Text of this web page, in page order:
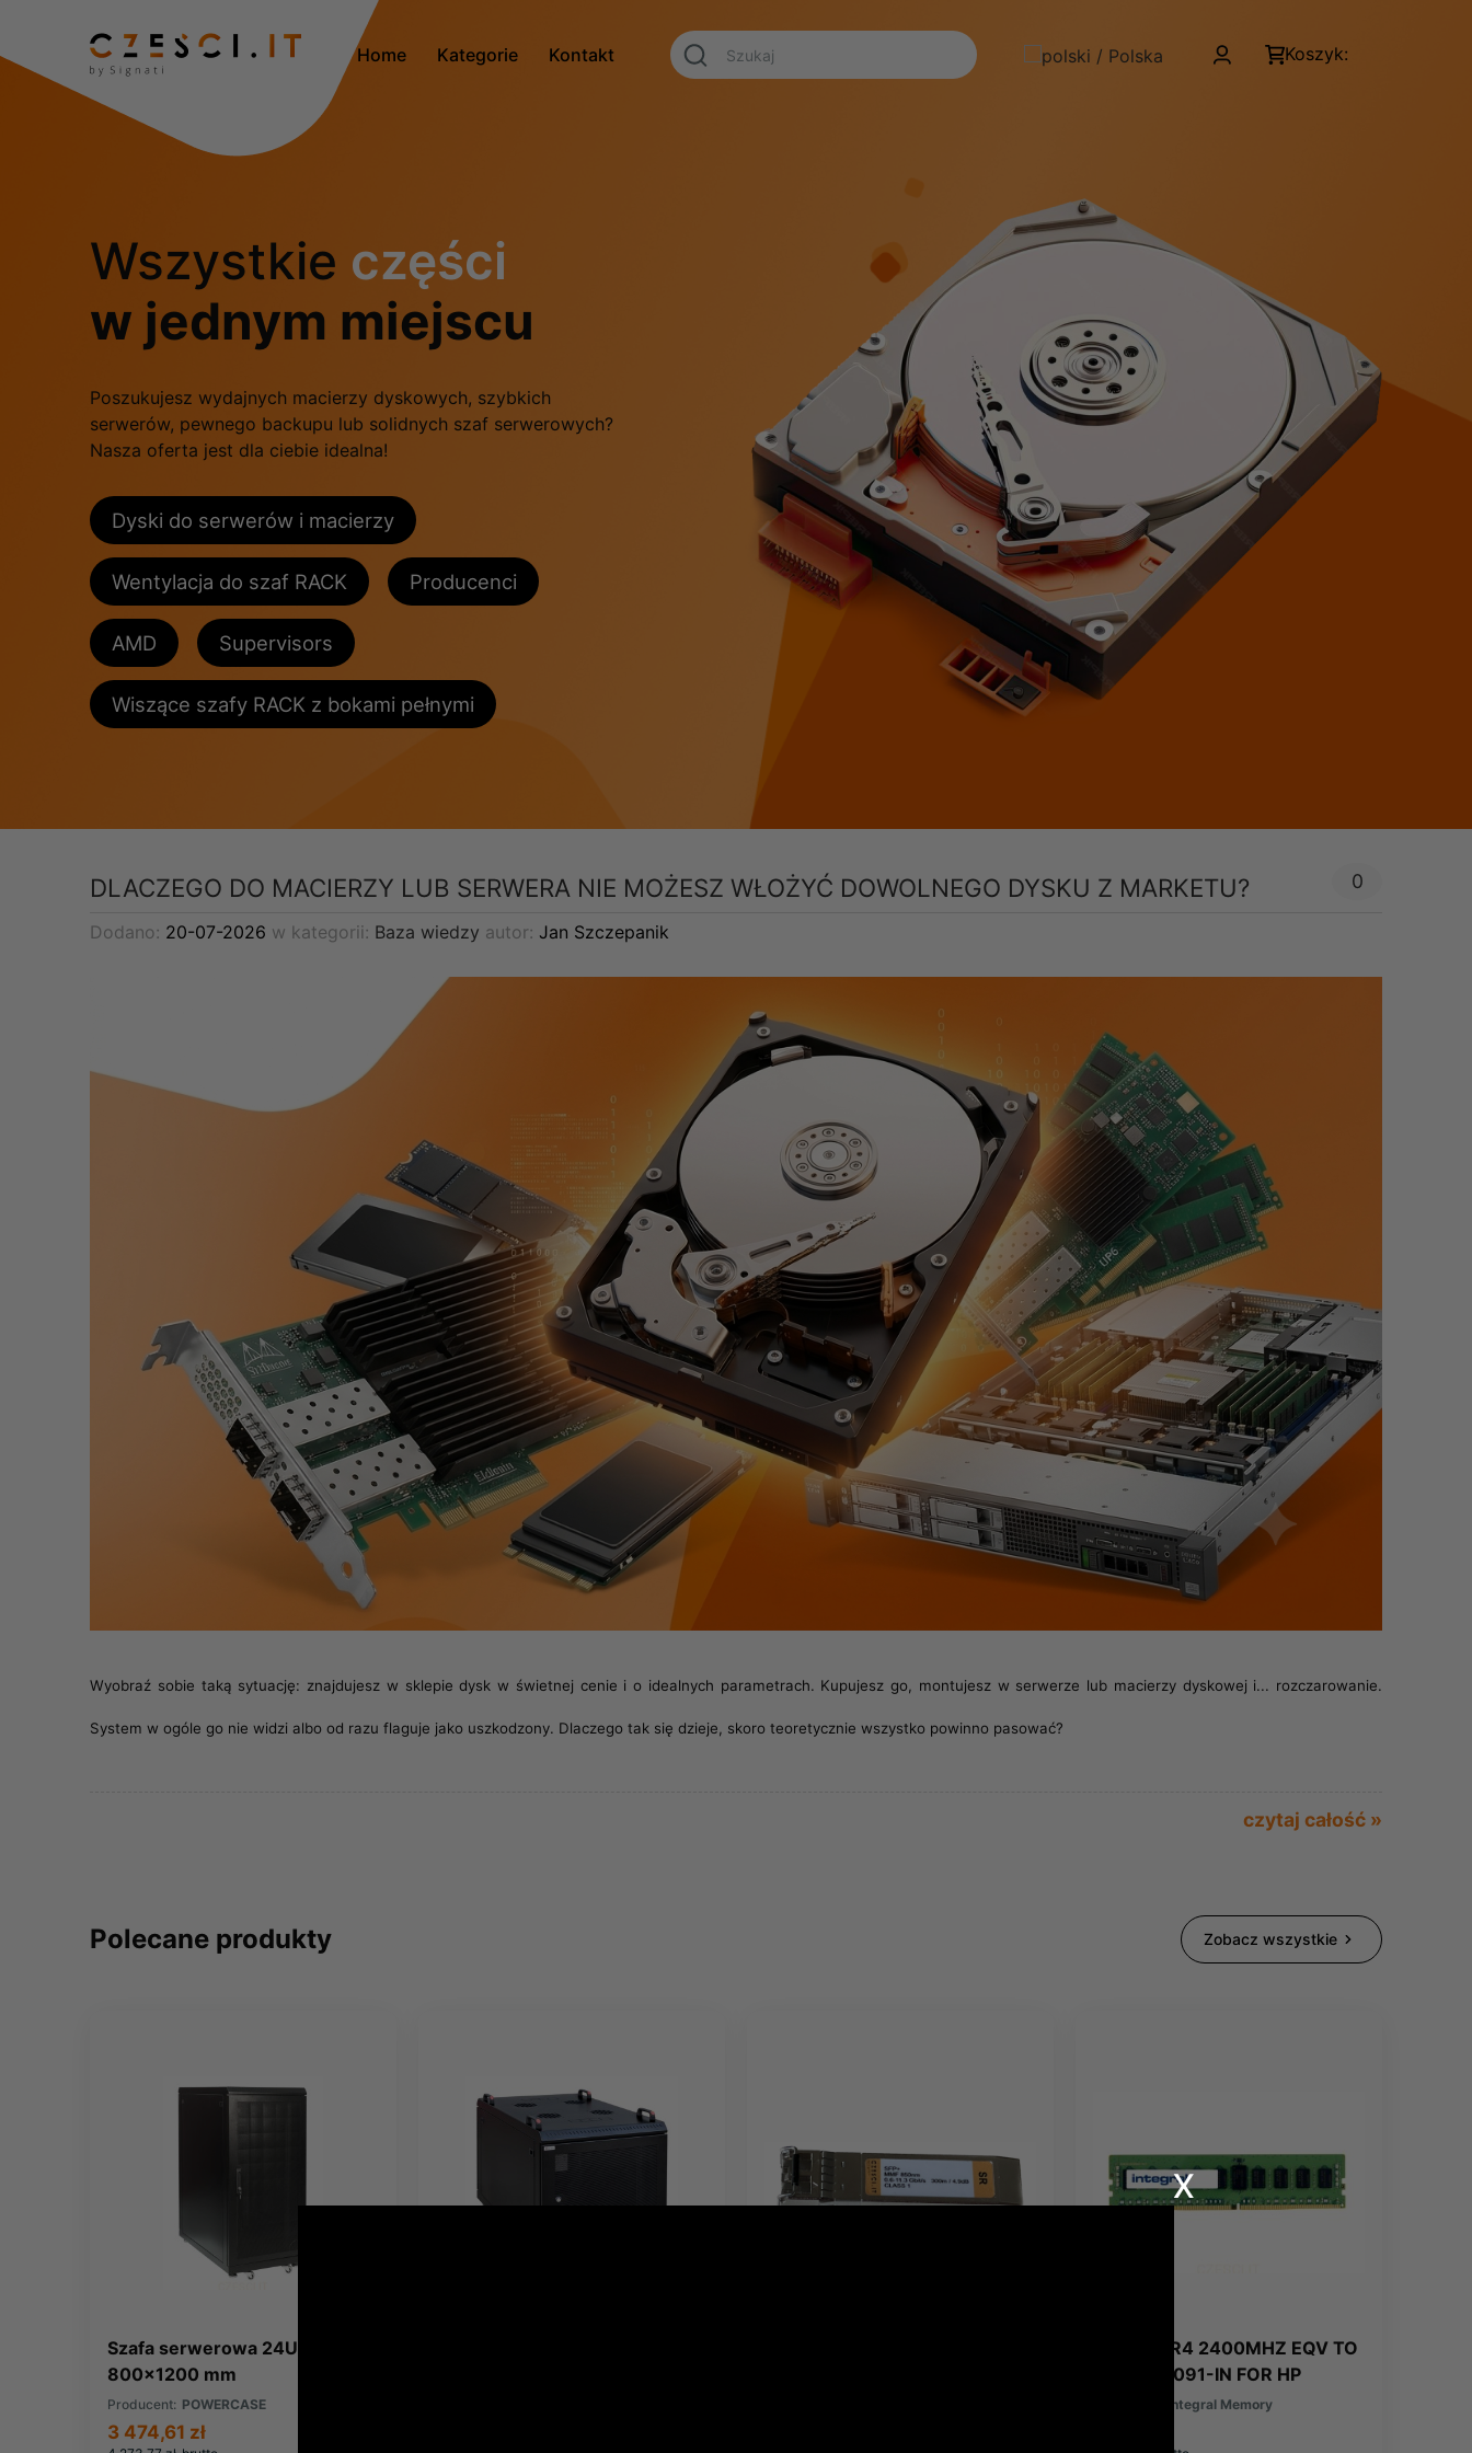
Koszyk:
Home Kategorie Kontakt
Wszystkie części
w jednym miejscu
Poszukujesz wydajnych macierzy dyskowych, szybkich
serwerów, pewnego backupu lub solidnych szaf serwerowych?
Nasza oferta jest dla ciebie idealna!
Dyski do serwerów i macierzy
Wentylacja do szaf RACK Producenci
AMD Supervisors
Wiszące szafy RACK z bokami pełnymi
DLACZEGO DO MACIERZY LUB SERWERA NIE MOŻESZ WŁOŻYĆ DOWOLNEGO DYSKU Z MARKETU? 0
Dodano: 20-07-2026 w kategorii: Baza wiedzy autor: Jan Szczepanik
Wyobraź sobie taką sytuację: znajdujesz w sklepie dysk w świetnej cenie i o idealnych parametrach. Kupujesz go, montujesz w serwerze lub macierzy dyskowej i... rozczarowanie.
System w ogóle go nie widzi albo od razu flaguje jako uszkodzony. Dlaczego tak się dzieje, skoro teoretycznie wszystko powinno pasować?
czytaj całość »
Polecane produkty Zobacz wszystkie
Szafa serwerowa 24U -
800x1200 mm
Producent: POWERCASE
3 474,61 zł
16GB DDR4 2400MHZ EQV TO
809082-091-IN FOR HP
Integral Memory
x